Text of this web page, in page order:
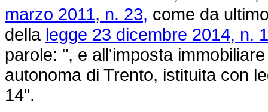
marzo 2011, n. 23, come da
della legge 23 dicembre 2014, n.
parole: ", e all'imposta
autonoma di Trento, istituita con
14".